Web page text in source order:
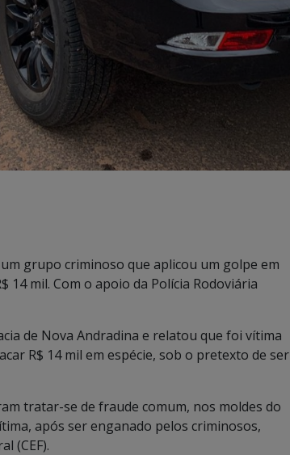
grupo criminoso que aplicou um golpe em
14 mil. Com o apoio da Polícia Rodoviária
de Nova Andradina e relatou que foi vítima
R$ 14 mil em espécie, sob o pretexto de ser
tratar-se de fraude comum, nos moldes do
após ser enganado pelos criminosos,
(CEF).